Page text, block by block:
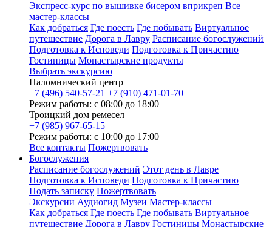
Экспресс-курс по вышивке бисером вприкреп Все
мастер-классы
Как добраться Где поесть Где побывать Виртуальное
путешествие Дорога в Лавру Расписание богослужений
Подготовка к Исповеди Подготовка к Причастию
Гостиницы Монастырские продукты
Выбрать экскурсию
Паломнический центр
+7 (496) 540-57-21 +7 (910) 471-01-70
Режим работы: с 08:00 до 18:00
Троицкий дом ремесел
+7 (985) 967-65-15
Режим работы: с 10:00 до 17:00
Все контакты Пожертвовать
Богослужения
Расписание богослужений Этот день в Лавре
Подготовка к Исповеди Подготовка к Причастию
Подать записку Пожертвовать
Экскурсии Аудиогид Музеи Мастер-классы
Как добраться Где поесть Где побывать Виртуальное
путешествие Дорога в Лавру Гостиницы Монастырские